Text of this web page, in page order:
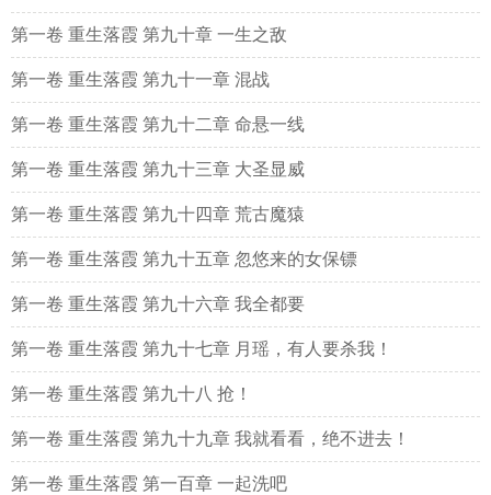
第一卷 重生落霞 第九十章 一生之敌
第一卷 重生落霞 第九十一章 混战
第一卷 重生落霞 第九十二章 命悬一线
第一卷 重生落霞 第九十三章 大圣显威
第一卷 重生落霞 第九十四章 荒古魔猿
第一卷 重生落霞 第九十五章 忽悠来的女保镖
第一卷 重生落霞 第九十六章 我全都要
第一卷 重生落霞 第九十七章 月瑶，有人要杀我！
第一卷 重生落霞 第九十八 抢！
第一卷 重生落霞 第九十九章 我就看看，绝不进去！
第一卷 重生落霞 第一百章 一起洗吧